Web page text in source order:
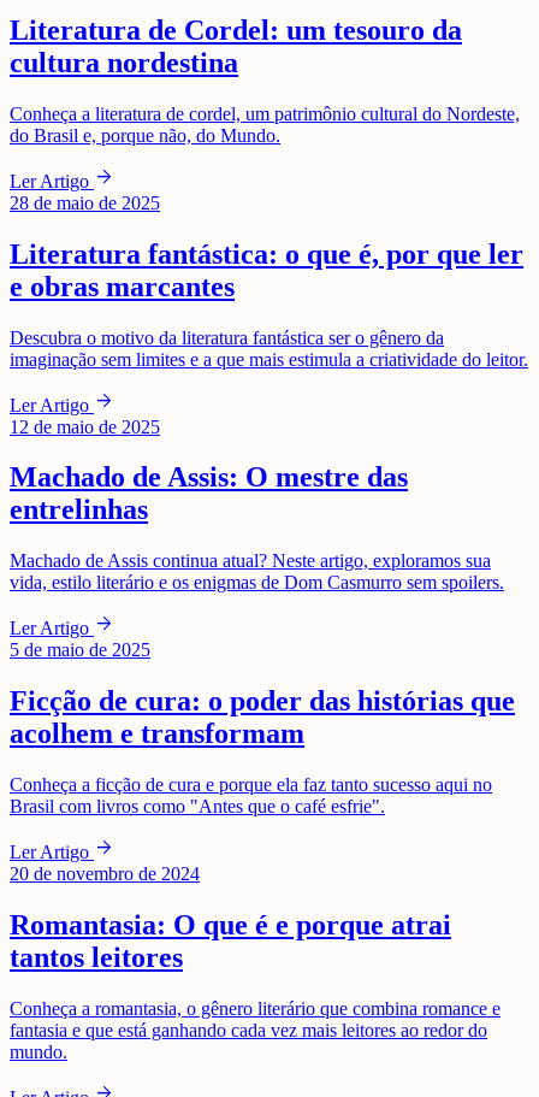
Literatura de Cordel: um tesouro da
cultura nordestina
Conheça a literatura de cordel, um patrimônio cultural do Nordeste,
do Brasil e, porque não, do Mundo.
Ler Artigo arrow_forward
28 de maio de 2025
Literatura fantástica: o que é, por que ler
e obras marcantes
Descubra o motivo da literatura fantástica ser o gênero da
imaginação sem limites e a que mais estimula a criatividade do leitor.
Ler Artigo arrow_forward
12 de maio de 2025
Machado de Assis: O mestre das
entrelinhas
Machado de Assis continua atual? Neste artigo, exploramos sua
vida, estilo literário e os enigmas de Dom Casmurro sem spoilers.
Ler Artigo arrow_forward
5 de maio de 2025
Ficção de cura: o poder das histórias que
acolhem e transformam
Conheça a ficção de cura e porque ela faz tanto sucesso aqui no
Brasil com livros como "Antes que o café esfrie".
Ler Artigo arrow_forward
20 de novembro de 2024
Romantasia: O que é e porque atrai
tantos leitores
Conheça a romantasia, o gênero literário que combina romance e
fantasia e que está ganhando cada vez mais leitores ao redor do
mundo.